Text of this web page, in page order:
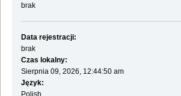
brak
Data rejestracji:
brak
Czas lokalny:
Sierpnia 09, 2026, 12:44:50 am
Język:
Polish